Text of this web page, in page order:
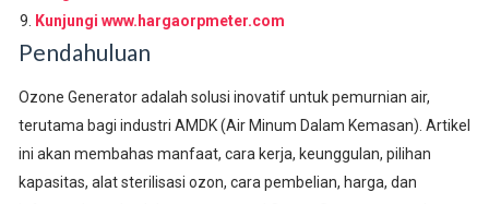
Kunjungi www.hargaorpmeter.com
Pendahuluan
Ozone Generator adalah solusi inovatif untuk pemurnian air,
terutama bagi industri AMDK (Air Minum Dalam Kemasan). Artikel
ini akan membahas manfaat, cara kerja, keunggulan, pilihan
kapasitas, alat sterilisasi ozon, cara pembelian, harga, dan